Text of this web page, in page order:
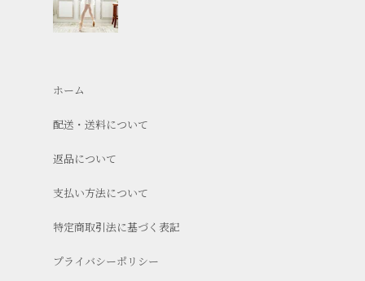
ホーム
配送・送料について
返品について
支払い方法について
特定商取引法に基づく表記
プライバシーポリシー